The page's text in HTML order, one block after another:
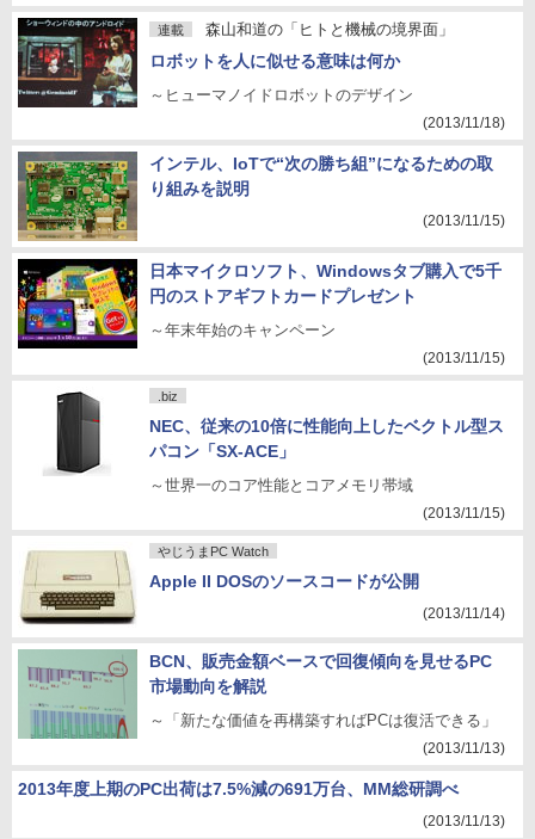
連載 森山和道の「ヒトと機械の境界面」
ロボットを人に似せる意味は何か
～ヒューマノイドロボットのデザイン
(2013/11/18)
インテル、IoTで“次の勝ち組”になるための取
り組みを説明
(2013/11/15)
日本マイクロソフト、Windowsタブ購入で5千
円のストアギフトカードプレゼント
～年末年始のキャンペーン
(2013/11/15)
.biz
NEC、従来の10倍に性能向上したベクトル型ス
パコン「SX-ACE」
～世界一のコア性能とコアメモリ帯域
(2013/11/15)
やじうまPC Watch
Apple II DOSのソースコードが公開
(2013/11/14)
BCN、販売金額ベースで回復傾向を見せるPC
市場動向を解説
～「新たな価値を再構築すればPCは復活できる」
(2013/11/13)
2013年度上期のPC出荷は7.5%減の691万台、MM総研調べ
(2013/11/13)